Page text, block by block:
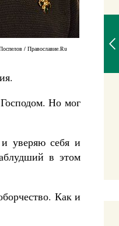
/ Православие.Ru
Но мог
уверяю себя и
в этом
Как и